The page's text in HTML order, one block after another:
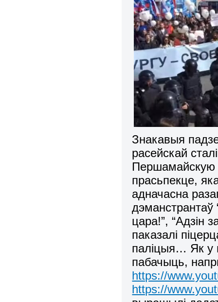
Знакавыя
расейскай
Першамайскую
прасьпекце,
адначасна
дэманстрантаў
цара!”, “Адзін
паказалі
паліцыя… Як у
пабачыць,
https://
https://